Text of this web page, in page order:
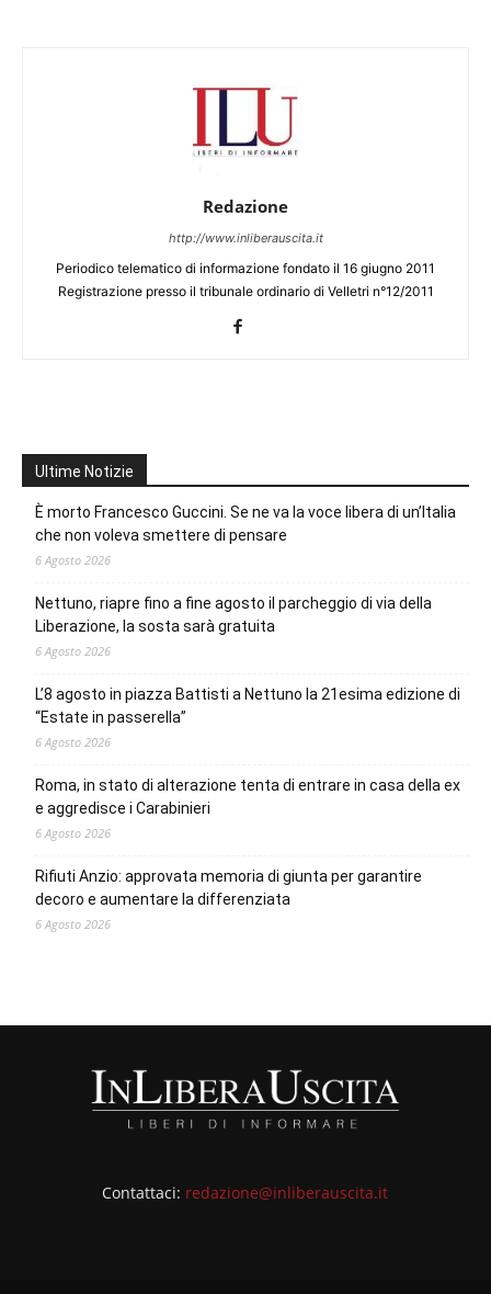
Redazione
http://www.inliberauscita.it
Periodico telematico di informazione fondato il 16 giugno 2011
Registrazione presso il tribunale ordinario di Velletri n°12/2011
Ultime Notizie
È morto Francesco Guccini. Se ne va la voce libera di un’Italia
che non voleva smettere di pensare
6 Agosto 2026
Nettuno, riapre fino a fine agosto il parcheggio di via della
Liberazione, la sosta sarà gratuita
6 Agosto 2026
L’8 agosto in piazza Battisti a Nettuno la 21esima edizione di
“Estate in passerella”
6 Agosto 2026
Roma, in stato di alterazione tenta di entrare in casa della ex
e aggredisce i Carabinieri
6 Agosto 2026
Rifiuti Anzio: approvata memoria di giunta per garantire
decoro e aumentare la differenziata
6 Agosto 2026
Contattaci: redazione@inliberauscita.it